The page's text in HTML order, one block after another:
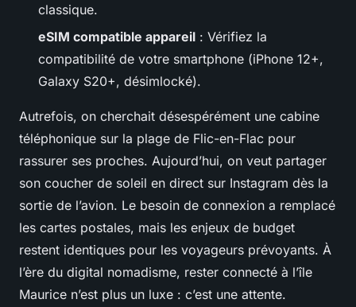
classique.
eSIM compatible appareil : Vérifiez la
compatibilité de votre smartphone (iPhone 12+,
Galaxy S20+, désimlocké).
Autrefois, on cherchait désespérément une cabine
téléphonique sur la plage de Flic-en-Flac pour
rassurer ses proches. Aujourd’hui, on veut partager
son coucher de soleil en direct sur Instagram dès la
sortie de l’avion. Le besoin de connexion a remplacé
les cartes postales, mais les enjeux de budget
restent identiques pour les voyageurs prévoyants. À
l’ère du digital nomadisme, rester connecté à l’île
Maurice n’est plus un luxe : c’est une attente.